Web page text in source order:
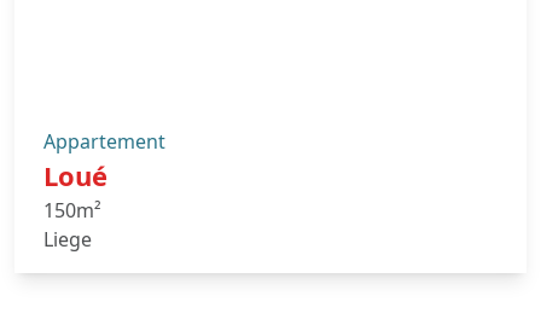
Appartement
Loué
150m²
Liege